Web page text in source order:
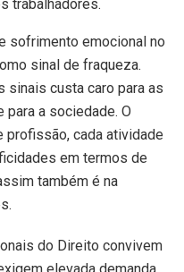
trabalhadores.
sofrimento emocional no
sinal de fraqueza.
sinais custa caro para as
a sociedade. O
profissão, cada atividade
em termos de
também é na
do Direito convivem